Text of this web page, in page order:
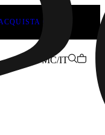
ORA
MC/IT